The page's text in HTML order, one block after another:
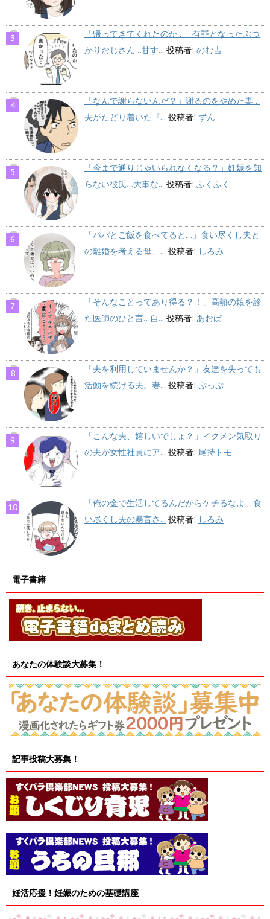
「帰ってきてくれたのか…」有罪となったぶつ
かりおじさん…甘す... 投稿者: のむ吉
「なんで謝らないんだ？」謝るのをやめた妻…
夫がたどり着いた『... 投稿者: ずん
「今まで通りじゃいられなくなる？」妊娠を知
らない彼氏…大事な... 投稿者: ふくふく
「パパとご飯を食べてると…」食い尽くし夫と
の離婚を考える母、... 投稿者: しろみ
「そんなことってあり得る？！」高熱の娘を診
た医師のひと言…自... 投稿者: あおば
「夫を利用していませんか？」友達を失っても
活動を続ける夫。妻... 投稿者: ぷっぷ
「こんな夫、嬉しいでしょ？」イクメン気取り
の夫が女性社員にア... 投稿者: 尾持トモ
「俺の金で生活してるんだからケチるなよ」食
い尽くし夫の暴言さ... 投稿者: しろみ
電子書籍
あなたの体験談大募集！
記事投稿大募集！
妊活応援！妊娠のための基礎講座